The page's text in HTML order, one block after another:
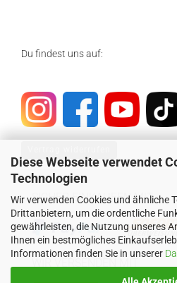
Diese Webseite verwendet
Technologien
Wir verwenden Cookies und ähnliche
Drittanbietern, um die ordentliche
gewährleisten, die Nutzung unseres
Ihnen ein bestmögliches
Informationen finden Sie in unserer
Du findest uns auf:
SICHER EINKAUFEN MIT